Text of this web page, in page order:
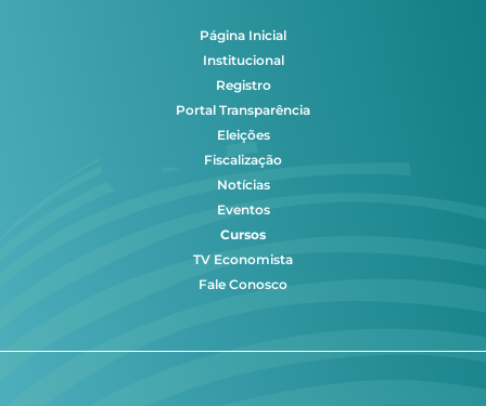
Página Inicial
Institucional
Registro
Portal Transparência
Eleições
Fiscalização
Notícias
Eventos
Cursos
TV Economista
Fale Conosco